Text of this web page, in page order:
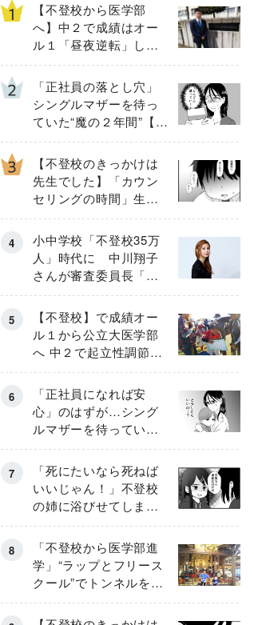
【不登校から医学部
へ】中２で成績はオー
ル１「昼夜逆転」した
わが子を”夜遊び”に連れ
出した母の気づき
「正社員の落とし穴」
シングルマザーを待っ
ていた“魔の２年間”【後
編】
【不登校のきっかけは
先生でした】「カウン
セリングの時間」生徒
の情報をバラしたの
は…《第２話》
小中学校「不登校35万
人」時代に 中川翔子
さんが審査委員長「不
登校生動画甲子園
2026」が開催
【不登校】で成績オー
ル１から公立大医学部
へ 中２で起立性調節障
害「治るまで３年」の
診断 そのとき母は
「正社員になれば安
心」のはずが…シング
ルマザーを待ってい
た“魔の２年間”【前編】
「死にたいなら死ねば
いいじゃん！」不登校
の姉に浴びせてしまっ
た言葉【番外編・後
編】
「不登校から医学部進
学」“ラップとフリース
クール”でトンネルを脱
して高校受験へ〔元野
球少年の実話〕